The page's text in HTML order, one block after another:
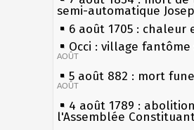
semi-automatique
6 août 1705 : chaleur
Occi : village
AOÛT
5 août 882 : mort
AOÛT
4 août 1789 :
l'Assemblée